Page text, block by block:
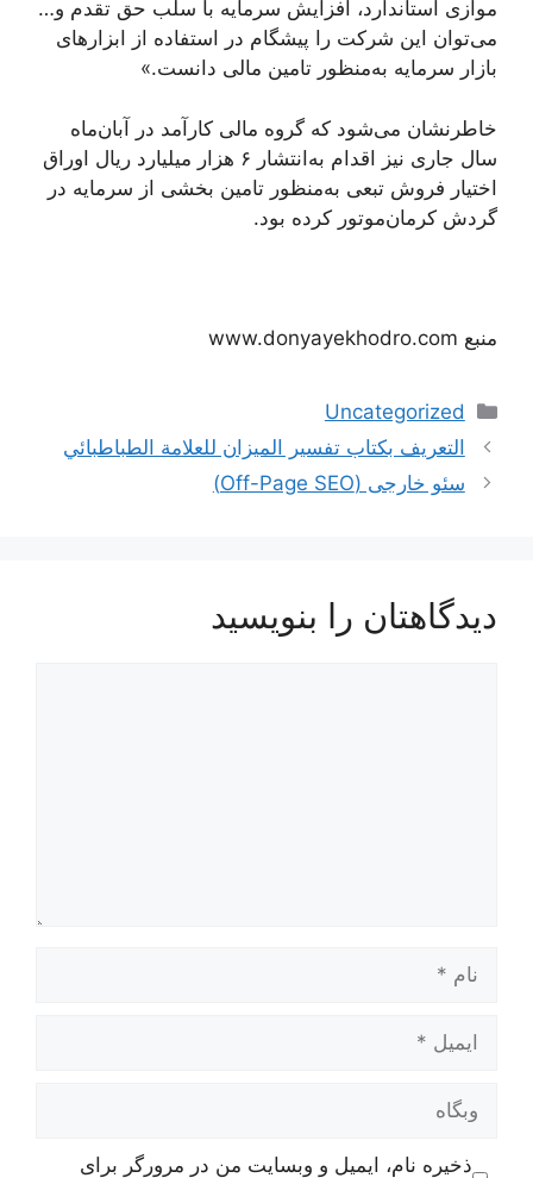
موازی استاندارد، افزایش سرمایه با سلب حق تقدم و…
می‌توان این شرکت را پیشگام در استفاده از ابزارهای
بازار سرمایه به‌منظور تامین مالی دانست.»
خاطرنشان می‌شود که گروه مالی کارآمد در آبان‌ماه
سال جاری نیز اقدام به‌انتشار ۶ هزار میلیارد ریال اوراق
اختیار فروش تبعی به‌منظور تامین بخشی از سرمایه در
گردش کرمان‌موتور کرده بود.
منبع www.donyayekhodro.com
دسته‌ها
Uncategorized
ناوبری
نوشته‌ها
التعريف بكتاب تفسير الميزان للعلامة الطباطبائي
سئو خارجی (Off-Page SEO)
دیدگاهتان را بنویسید
وبگاه
ذخیره نام، ایمیل و وبسایت من در مرورگر برای